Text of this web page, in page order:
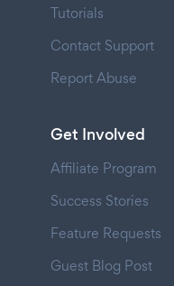
Tutorials
Contact Support
Report Abuse
Get Involved
Affiliate Program
Success Stories
Feature Requests
Guest Blog Post